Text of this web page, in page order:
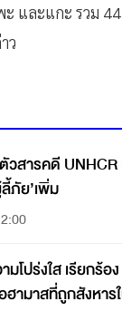
และแกะ รวม
ว
วสารคดี UNHCR
ลี้ภัย’เพิ่ม
โปร่งใส เรียกร้อง
ฮามาสที่ถูกสังหาร